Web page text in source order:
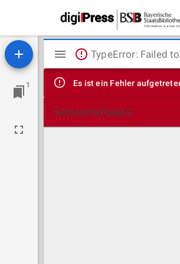
1
Mirador
Viewer
TypeError: Failed
Es ist ein Fehler
Technische Details